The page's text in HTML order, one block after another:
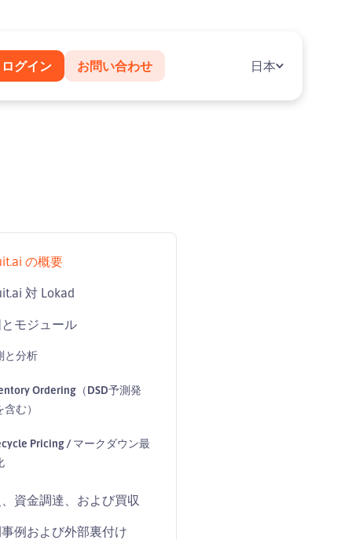
ログイン お問い合わせ 日本
の概要
対 Lokad
モジュール
と分析
Ordering（DSD予測発
む）
Pricing / マークダウン最
資金調達、および買収
例および外部裏付け